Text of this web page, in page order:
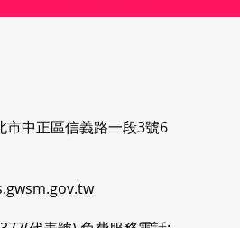
市中正區信義路一段3號6